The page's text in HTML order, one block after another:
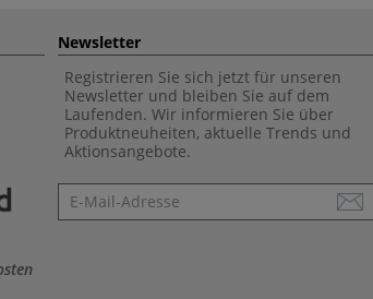
Newsletter
Registrieren Sie sich jetzt für unseren
Newsletter und bleiben Sie auf dem
Laufenden. Wir informieren Sie über
Produktneuheiten, aktuelle Trends und
Aktionsangebote.
Newsletter